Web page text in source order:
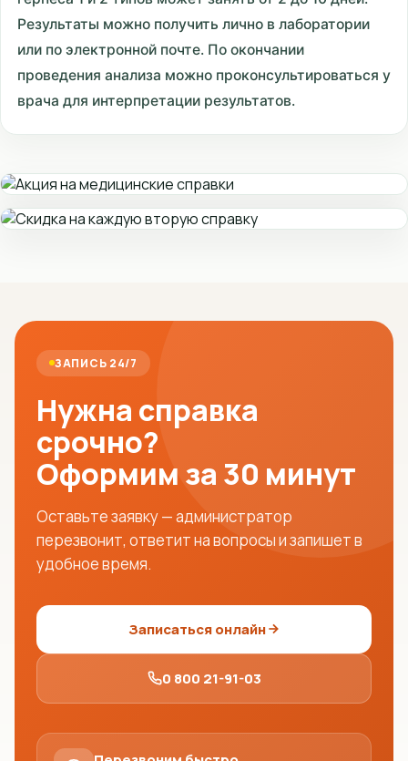
Результаты можно получить лично в лаборатории
или по электронной почте. По окончании
проведения анализа можно проконсультироваться у
врача для интерпретации результатов.
ЗАПИСЬ 24/7
Нужна справка
срочно?
Оформим за 30 минут
Оставьте заявку — администратор
перезвонит, ответит на вопросы и запишет в
удобное время.
Записаться онлайн
0 800 21-91-03